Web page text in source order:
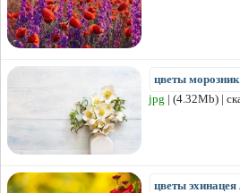
цветы
jpg | (4.32Mb) |
цветы эхинацея